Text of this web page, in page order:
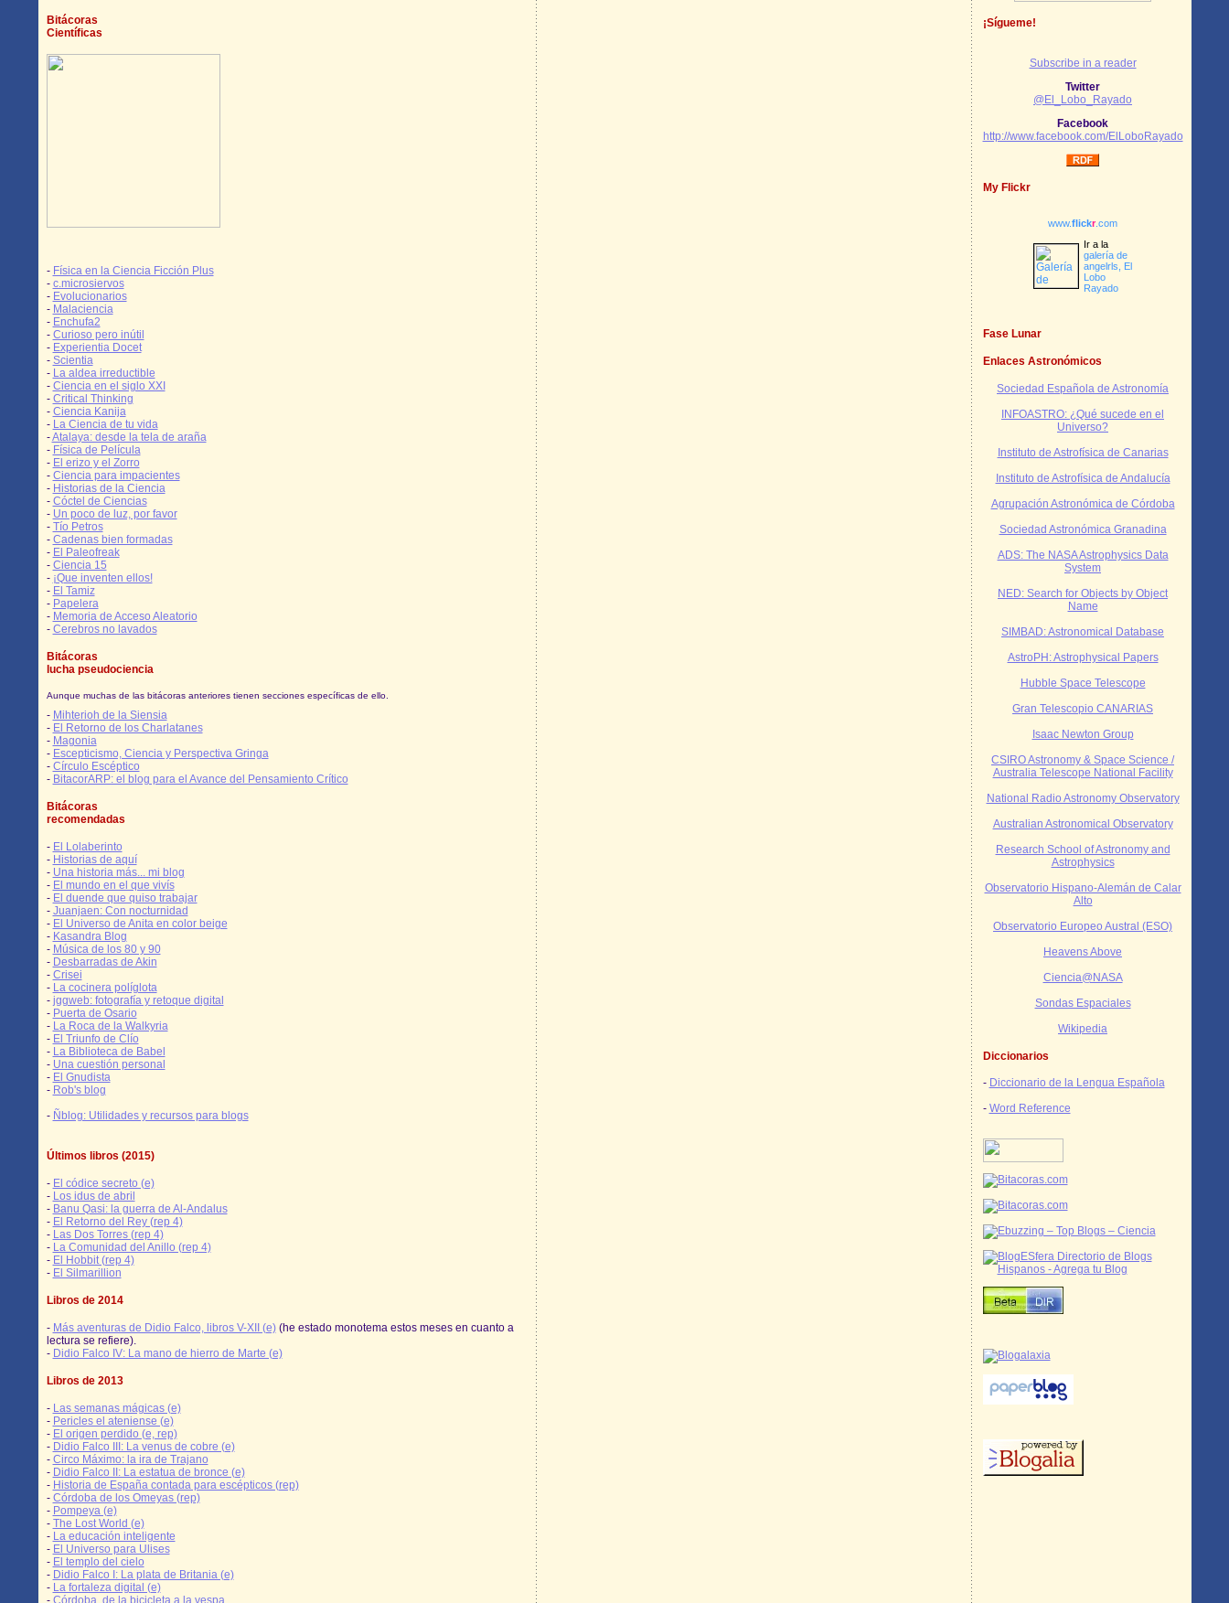
Bitácoras
Científicas
- Física en la Ciencia Ficción Plus
- c.microsiervos
- Evolucionarios
- Malaciencia
- Enchufa2
- Curioso pero inútil
- Experientia Docet
- Scientia
- La aldea irreductible
- Ciencia en el siglo XXI
- Critical Thinking
- Ciencia Kanija
- La Ciencia de tu vida
-Atalaya: desde la tela de araña
- Física de Película
- El erizo y el Zorro
- Ciencia para impacientes
- Historias de la Ciencia
- Cóctel de Ciencias
- Un poco de luz, por favor
- Tío Petros
- Cadenas bien formadas
- El Paleofreak
- Ciencia 15
- ¡Que inventen ellos!
- El Tamiz
- Papelera
- Memoria de Acceso Aleatorio
- Cerebros no lavados
Bitácoras
lucha pseudociencia
Aunque muchas de las bitácoras anteriores tienen secciones específicas de ello.
- Mihterioh de la Siensia
- El Retorno de los Charlatanes
- Magonia
- Escepticismo, Ciencia y Perspectiva Gringa
- Círculo Escéptico
- BitacorARP: el blog para el Avance del Pensamiento Crítico
Bitácoras
recomendadas
- El Lolaberinto
- Historias de aquí
- Una historia más... mi blog
- El mundo en el que vivís
- El duende que quiso trabajar
- Juanjaen: Con nocturnidad
- El Universo de Anita en color beige
- Kasandra Blog
- Música de los 80 y 90
- Desbarradas de Akin
- Crisei
- La cocinera políglota
- jggweb: fotografía y retoque digital
- Puerta de Osario
- La Roca de la Walkyria
- El Triunfo de Clío
- La Biblioteca de Babel
- Una cuestión personal
- El Gnudista
- Rob's blog
- Ñblog: Utilidades y recursos para blogs
Últimos libros (2015)
- El códice secreto (e)
- Los idus de abril
- Banu Qasi: la guerra de Al-Andalus
- El Retorno del Rey (rep 4)
- Las Dos Torres (rep 4)
- La Comunidad del Anillo (rep 4)
- El Hobbit (rep 4)
- El Silmarillion
Libros de 2014
- Más aventuras de Didio Falco, libros V-XII (e)(he estado monotema estos meses en cuanto a
lectura se refiere).
- Didio Falco IV: La mano de hierro de Marte (e)
Libros de 2013
- Las semanas mágicas (e)
- Pericles el ateniense (e)
- El origen perdido (e, rep)
- Didio Falco III: La venus de cobre (e)
- Circo Máximo: la ira de Trajano
- Didio Falco II: La estatua de bronce (e)
- Historia de España contada para escépticos (rep)
- Córdoba de los Omeyas (rep)
- Pompeya (e)
- The Lost World (e)
- La educación inteligente
- El Universo para Ulises
- El templo del cielo
- Didio Falco I: La plata de Britania (e)
- La fortaleza digital (e)
- Córdoba, de la bicicleta a la vespa
¡Sígueme!
Subscribe in a reader
Twitter
@El_Lobo_Rayado
Facebook
http://www.facebook.com/ElLoboRayado
My Flickr
www.flickr.com
Ir a la
galería de
angelrls, El
Lobo
Rayado
Fase Lunar
Enlaces Astronómicos
Sociedad Española de Astronomía
INFOASTRO: ¿Qué sucede en el
Universo?
Instituto de Astrofísica de Canarias
Instituto de Astrofísica de Andalucía
Agrupación Astronómica de Córdoba
Sociedad Astronómica Granadina
ADS: The NASA Astrophysics Data
System
NED: Search for Objects by Object
Name
SIMBAD: Astronomical Database
AstroPH: Astrophysical Papers
Hubble Space Telescope
Gran Telescopio CANARIAS
Isaac Newton Group
CSIRO Astronomy & Space Science /
Australia Telescope National Facility
National Radio Astronomy Observatory
Australian Astronomical Observatory
Research School of Astronomy and
Astrophysics
Observatorio Hispano-Alemán de Calar
Alto
Observatorio Europeo Austral (ESO)
Heavens Above
Ciencia@NASA
Sondas Espaciales
Wikipedia
Diccionarios
- Diccionario de la Lengua Española
- Word Reference